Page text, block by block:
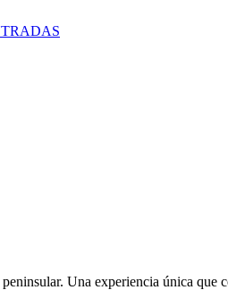
Una experiencia única